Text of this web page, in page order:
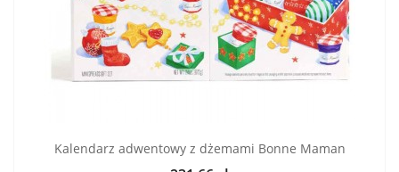
Kalendarz adwentowy z dżemami Bonne Maman